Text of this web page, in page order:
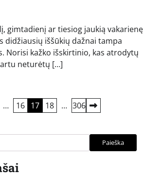
gimtadienį ar tiesiog jaukią vakarienę
didžiausių iššūkių dažnai tampa
Norisi kažko išskirtinio, kas atrodytų
neturėtų […]
… 16 17 18 … 306
Paieška